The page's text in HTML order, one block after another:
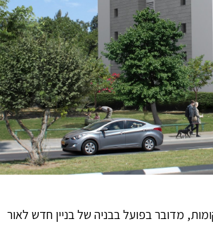
בפרויקט חיזוק של הבניין (תמא 38/1 ) בן 7 הקומות, מדובר בפועל בבניה של בניין חדש לאור